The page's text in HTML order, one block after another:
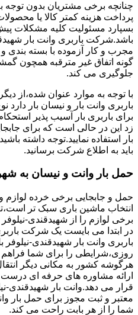
چنانچه برخی مشتریان بدون
پرداخت هزینه کمتر کالا یا
بسپارد مسئولیت کلیه مشکلات
باشد.شرکت باربری وانت بار
مجرب و کار آزموده با بسته بندی
گونه اتفاق غیر مترقبه همچون
جلوگیری می کند.
با توجه به موارد عنوان شده،از
باربری وانت بار و نیسان بار دارد
برای باربری بار آسیب پذیر
زد این در حالی است که برای
بار استفاده نمایید.توجه داشته
باید به اطلاع شرکت برسانید.
حمل بار وانت و نیسان به
حمل و جابجایی برخی خرده
انتخاب ماشین باری سبک تر
برخی لوازم را از شهیدقندی-نیلوفر
در ابتدا می بایست یک شرکت
باربری وانت بار شهیدقندی-نیلوفر
روزی،شرایطی را برای شما فراهم
هرگوشه کشور به مکانی دیگر
ارائه مشاوره های حرفه ای
قرار می دهد.وانت بار شهیدقندی-
معتبر و ثبت مجوز برای حمل بار
شما را از هر بابت راحت می کند.